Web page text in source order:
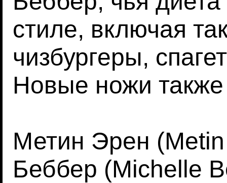
стиле, включая
чизбургеры,
Новые ножи
Метин Эрен
Беббер (Michelle